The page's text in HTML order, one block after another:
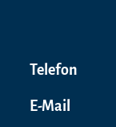
Telefon
E-Mail